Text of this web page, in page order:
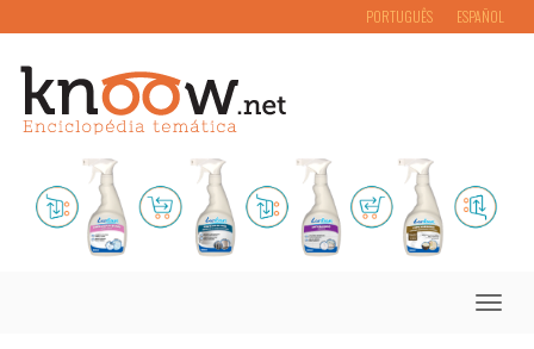
PORTUGUÊS ESPAÑOL
Toggle